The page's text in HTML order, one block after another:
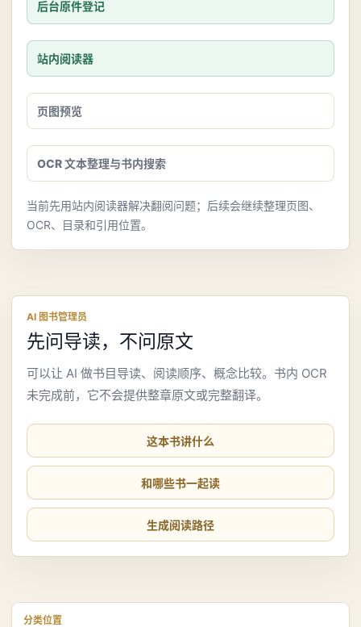
后台原件登记
站内阅读器
页图预览
OCR 文本整理与书内搜索
当前先用站内阅读器解决翻阅问题；后续会继续整理页图、
OCR、目录和引用位置。
AI 图书管理员
先问导读，不问原文
可以让 AI 做书目导读、阅读顺序、概念比较。书内 OCR
未完成前，它不会提供整章原文或完整翻译。
这本书讲什么
和哪些书一起读
生成阅读路径
分类位置